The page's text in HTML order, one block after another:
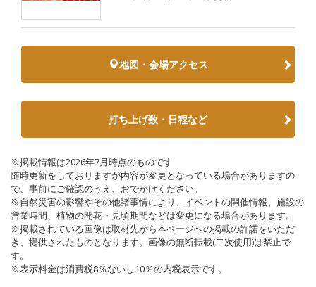
地図・会場アクセス
打ち上げ数・日程など
※掲載情報は2026年7月時点のものです
随時更新をしておりますが内容が変更となっている場合がありますの
で、事前にご確認のうえ、おでかけください。
※自然災害の影響やその他諸事情により、イベントの開催情報、施設の
営業時間、植物の開花・見頃期間などは変更になる場合があります。
※掲載されている画像は取材先から本ページへの掲載の許諾をいただ
き、提供されたものとなります。画像の無断転載(二次使用)は禁止で
す。
※表示料金は消費税8％ないし10％の内税表示です。